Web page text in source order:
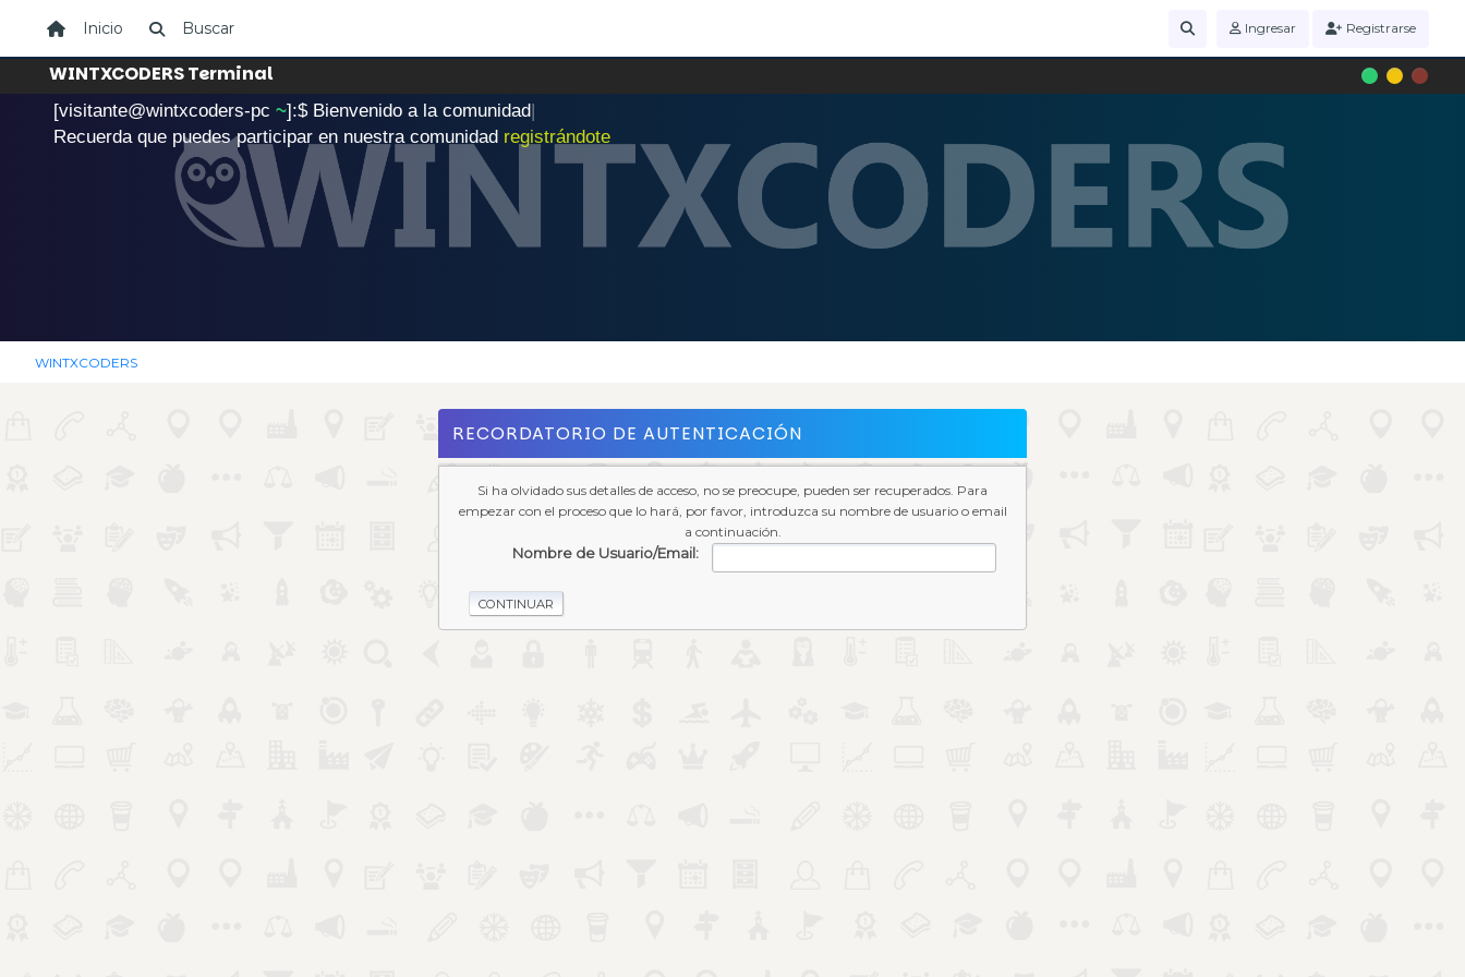
Inicio Buscar Ingresar Registrarse
WINTXCODERS Terminal
[visitante@wintxcoders-pc ~]:$ .Bienvenido a la comunidad|
Recuerda que puedes participar en nuestra comunidad registrándote
WINTXCODERS
RECORDATORIO DE AUTENTICACIÓN
Si ha olvidado sus detalles de acceso, no se preocupe, pueden ser recuperados. Para
empezar con el proceso que lo hará, por favor, introduzca su nombre de usuario o email
a continuación.
Nombre de Usuario/Email: